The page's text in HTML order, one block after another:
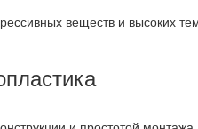
веществ и высоких